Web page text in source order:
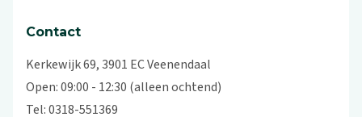
Contact
Kerkewijk 69, 3901 EC Veenendaal
Open: 09:00 - 12:30 (alleen ochtend)
Tel: 0318-551369